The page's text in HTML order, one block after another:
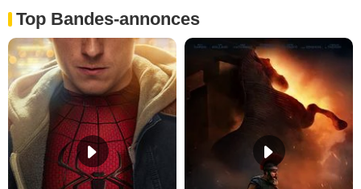
Top Bandes-annonces